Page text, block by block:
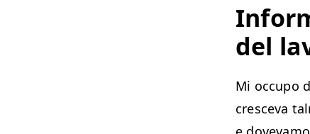
del
Mi occupo
cresce­va